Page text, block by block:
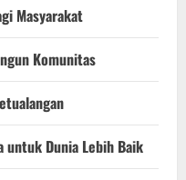
Masyarakat
Komunitas
untuk Dunia Lebih Baik